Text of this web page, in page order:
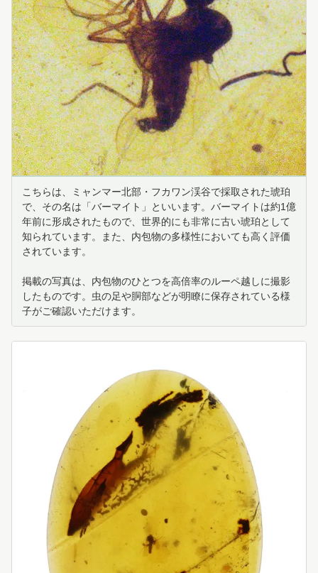
こちらは、ミャンマー北部・フカワン渓谷で採取された琥珀
で、その名は「バーマイト」といいます。バーマイトは約1億
年前に形成されたもので、世界的にも非常に古い琥珀として
知られています。また、内包物の多様性においても高く評価
されています。
掲載の写真は、内包物のひとつを高倍率のルーペ越しに撮影
したものです。虫の足や胴部などが明瞭に保存されている様
子がご確認いただけます。